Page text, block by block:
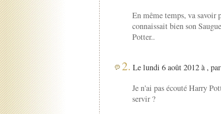
En même temps, va
connaissait bien son
Potter..
2. Le lundi 6 août 2012 à ,
Je n'ai pas écouté Harry
servir ?